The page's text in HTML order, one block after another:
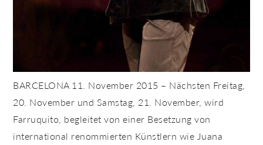
BARCELONA 11. November 2015 – Nächsten Freitag,
20. November und Samstag, 21. November, wird
Farruquito, begleitet von einer Besetzung von
international renommierten Künstlern wie Juana